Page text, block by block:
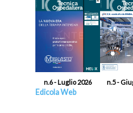
n.6 - Luglio 2026 n.5 -
Edicola Web